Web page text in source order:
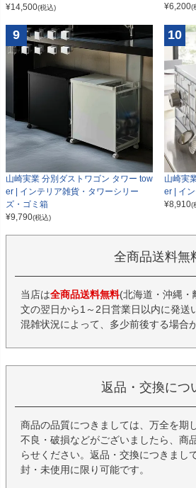
¥14,500(税込)
¥6,200(
9
山崎実業 分別ダストワゴン タワー tow
er | インテリア雑貨・タワーシリー
ズ・ゴミ箱
¥9,790(税込)
10
山崎実
er | イ
¥8,910(
全商品送料無
当店は全商品送料無料(北海道・沖縄・
文の翌日から1～2日営業日以内に発送
混雑状況によって、多少前後する場合
返品・交換につ
商品の品質につきましては、万全を期
不良・破損などがございましたら、商
らせください。返品・交換につきまし
封・未使用に限り可能です。